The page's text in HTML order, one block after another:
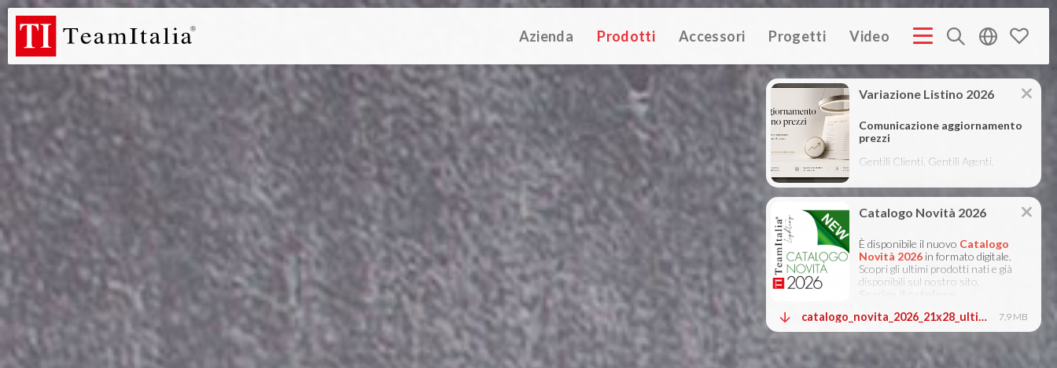
R Azienda Prodotti Accessori Progetti Video
Listino Prezzi - 2026 (513K) Catalogo Novità 2026 (8M) DECORATIVE CATALOGUE 2025 (12M) TECHNICAL CATALOGUE 2025 COMPANY PROFILE ITA COMPANY PROFILE GB
COMPANY PROFILE
DE
StarTeam 1 (introduzione) StarTeam 2 (prodotto) (15M) ★Istruzioni Touch-Dim e Sincronizzazione(110K)